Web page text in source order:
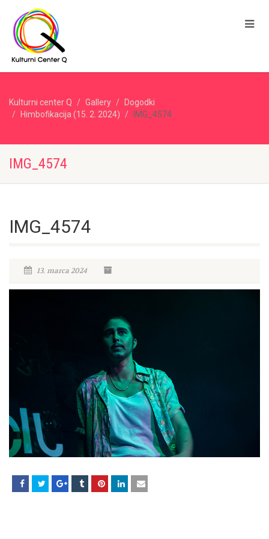
Kulturni center Q Gallery
Dogodki
Himbofikacija (15. 2. 2024)
IMG_4574
IMG_4574
IMG_4574
13. marca 2024